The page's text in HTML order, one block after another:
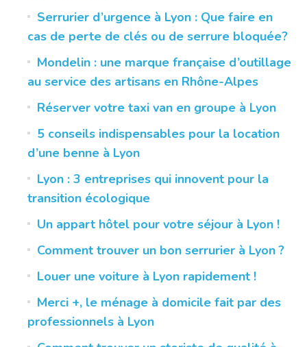
Serrurier d’urgence à Lyon : Que faire en
cas de perte de clés ou de serrure bloquée?
Mondelin : une marque française d’outillage
au service des artisans en Rhône-Alpes
Réserver votre taxi van en groupe à Lyon
5 conseils indispensables pour la location
d’une benne à Lyon
Lyon : 3 entreprises qui innovent pour la
transition écologique
Un appart hôtel pour votre séjour à Lyon !
Comment trouver un bon serrurier à Lyon ?
Louer une voiture à Lyon rapidement !
Merci +, le ménage à domicile fait par des
professionnels à Lyon